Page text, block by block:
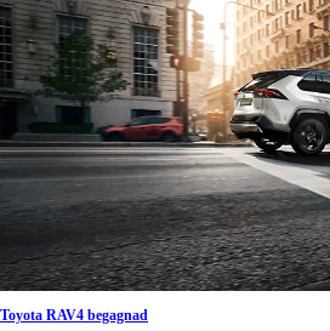
Toyota RAV4 begagnad